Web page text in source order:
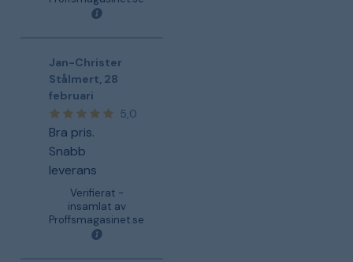
Jan-Christer
Stålmert 28
februari
5,0
Bra pris.
Snabb
leverans
Verifierat -
insamlat av
Proffsmagasinet.se